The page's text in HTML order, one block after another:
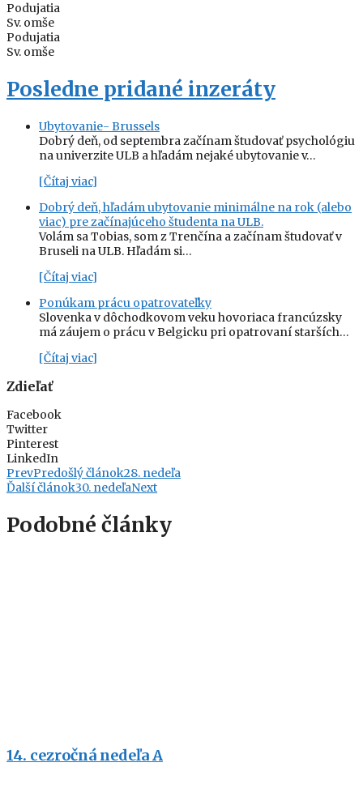
Podujatia
Sv. omše
Podujatia
Sv. omše
Posledne pridané inzeráty
Ubytovanie- Brussels
Dobrý deň, od septembra začínam študovať psychológiu
na univerzite ULB a hľadám nejaké ubytovanie v…
[Čítaj viac]
Dobrý deň, hľadám ubytovanie minimálne na rok (alebo
viac) pre začínajúceho študenta na ULB.
Volám sa Tobias, som z Trenčína a začínam študovať v
Bruseli na ULB. Hľadám si…
[Čítaj viac]
Ponúkam prácu opatrovateľky
Slovenka v dôchodkovom veku hovoriaca francúzsky
má záujem o prácu v Belgicku pri opatrovaní starších…
[Čítaj viac]
Zdieľať
Facebook
Twitter
Pinterest
LinkedIn
PrevPredošlý článok28. nedeľa
Ďalší článok30. nedeľaNext
Podobné články
14. cezročná nedeľa A